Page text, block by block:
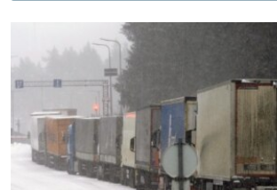
КУЛЬТУРА
МОВА
НА ХВАЛЯХ СВАБОДЫ
Усе сайты РС/РСЭ